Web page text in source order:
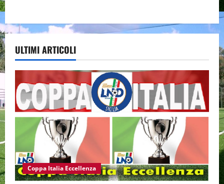
ULTIMI ARTICOLI
Coppa Italia Eccellenza